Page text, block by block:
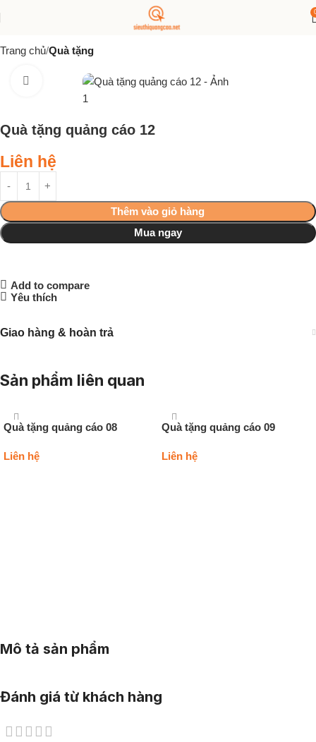
Trang chủ Quà tặng
Click to enlarge
Quà tặng quảng cáo 12
Liên hệ
Thêm vào giỏ hàng
Mua ngay
Add to compare
Yêu thích
Giao hàng & hoàn trả
Sản phẩm liên quan
Quà tặng quảng cáo 08
Liên hệ
Quà tặng quảng cáo 09
Liên hệ
Mô tả sản phẩm
Đánh giá từ khách hàng